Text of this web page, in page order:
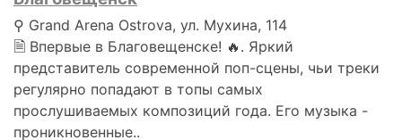
⚲ Grand Arena Ostrova, ул. Мухина, 114
🗎 Впервые в Благовещенске! 🔥. Яркий
представитель современной поп-сцены, чьи треки
регулярно попадают в топы самых
прослушиваемых композиций года. Его музыка -
проникновенные..